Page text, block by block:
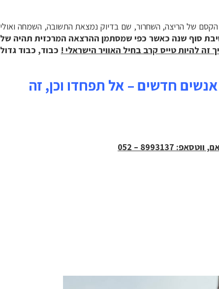
הקסם של הריצה, השחרור, שם בדיוק נמצאת התשובה, השמחה ואולי
סוף שנה כאשר כפי שמסתמן ההרצאה המרכזית תהיה של
זה להיות טייס קרב בחיל האוויר הישראלי ! כבוד, כבוד גדול
אנשים חדשים – אל תפחדו וכן, זה
– 052